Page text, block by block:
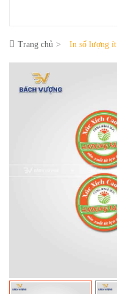
Trang chủ In số lượng ít